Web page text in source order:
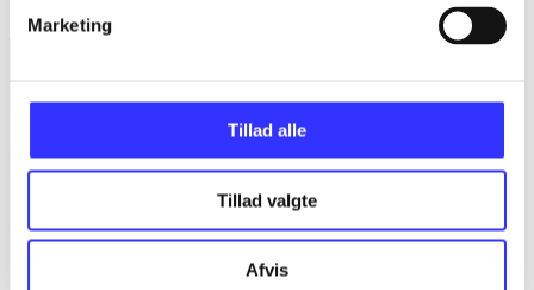
Marketing
Tillad alle
Tillad valgte
Afvis